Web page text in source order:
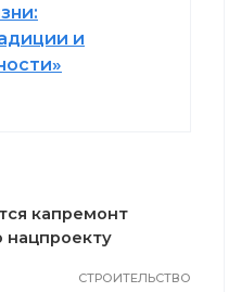
и
капремонт
СТРОИТЕЛЬСТВО